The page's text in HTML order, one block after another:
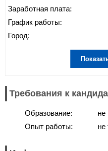
Заработная плата:
График работы:
Город:
Требования к
Образование:
Опыт работы:
не
не